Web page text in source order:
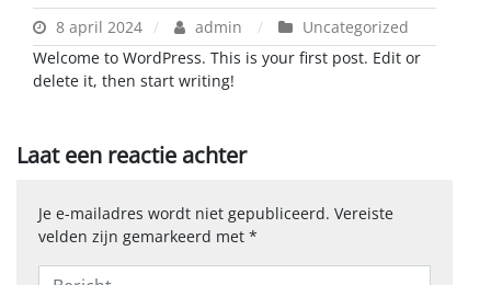
8 april 2024 admin
Uncategorized
Welcome to WordPress. This is your first post. Edit or
delete it, then start writing!
Laat een reactie achter
Je e-mailadres wordt niet gepubliceerd. Vereiste
velden zijn gemarkeerd met *